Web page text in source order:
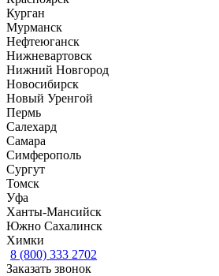
Курган
Мурманск
Нефтеюганск
Нижневартовск
Нижний Новгород
Новосибирск
Новый Уренгой
Пермь
Салехард
Самара
Симферополь
Сургут
Томск
Уфа
Ханты-Мансийск
Южно Сахалинск
Химки
8 (800) 333 2702
Заказать звонок